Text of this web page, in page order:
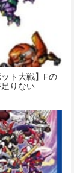
ット大戦】Fの
りない…